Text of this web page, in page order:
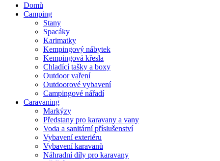
Domů
Camping
Stany
Spacáky
Karimatky
Kempingový nábytek
Kempingová křesla
Chladící tašky a boxy
Outdoor vaření
Outdoorové vybavení
Campingové nářadí
Caravaning
Markýzy
Předstany pro karavany a vany
Voda a sanitární příslušenství
Vybavení exteriéru
Vybavení karavanů
Náhradní díly pro karavany